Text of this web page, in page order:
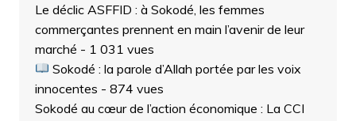
Le déclic ASFFID : à Sokodé, les femmes
commerçantes prennent en main l’avenir de leur
marché - 1 031 vues
Sokodé : la parole d’Allah portée par les voix
innocentes - 874 vues
Sokodé au cœur de l’action économique : La CCI